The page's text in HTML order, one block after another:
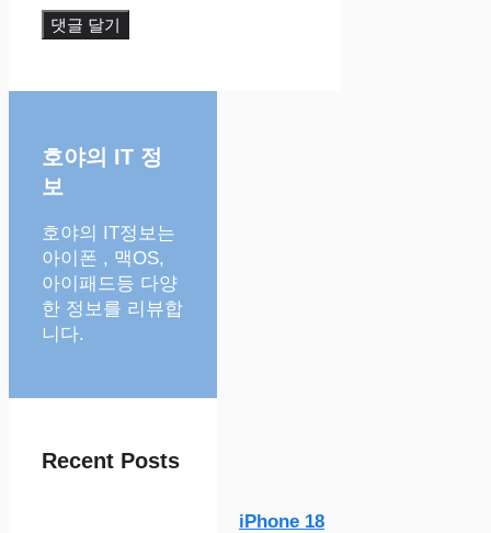
호야의 IT 정
보
호야의 IT정보는
아이폰 , 맥OS,
아이패드등 다양
한 정보를 리뷰합
니다.
Recent Posts
iPhone 18